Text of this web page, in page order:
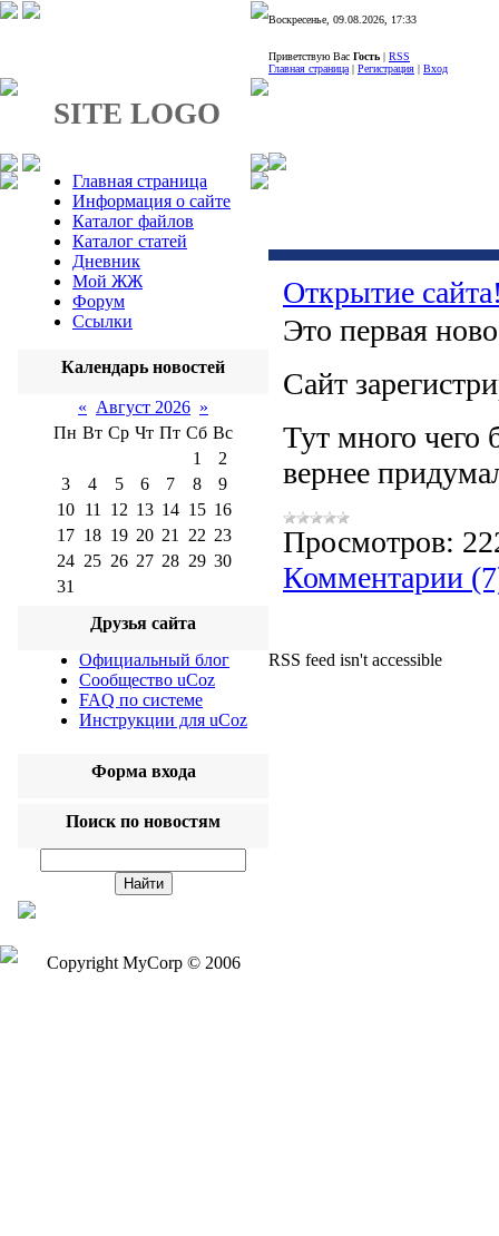
SITE LOGO
Главная страница
Информация о сайте
Каталог файлов
Каталог статей
Дневник
Мой ЖЖ
Форум
Ссылки
Календарь новостей
« Август 2026 »
Пн Вт Ср Чт Пт Сб Вс
1
2
3
4 5 6 7 8
9
10
11 12 13 14 15 16
17 18 19 20 21 22 23
24 25 26 27 28 29 30
31
Друзья сайта
Официальный блог
Сообщество uCoz
FAQ по системе
Инструкции для uCoz
Форма входа
Поиск по новостям
Воскресенье, 09.08.2026, 17:33
Приветствую Вас Гость | RSS
Главная страница | Регистрация | Вход
Открытие
Это первая
Сайт
Тут много чего
вернее
Просмотров:
Комментарии
RSS feed isn't accessible
Copyright MyCorp © 2006